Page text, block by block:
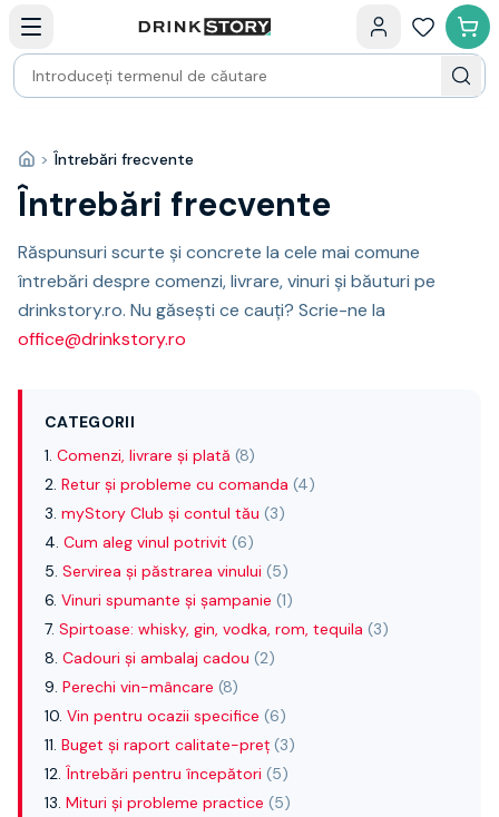
Bauturi fine — selectie
Produse Noi
Cosuri cadou
Tamaioasa
Shiraz
Franta
Spania
Africa de Sud
Australia
Noua Zeelanda
Prosecco
Sampanie
Whisky
Single malt
Blended malt
Japanese
Bourbon
Blanded Japanese
Canadian
Vodka
Acasă
> Întrebări frecvente
Întrebări frecvente
Răspunsuri scurte și concrete la cele mai comune
întrebări despre comenzi, livrare, vinuri și băuturi pe
drinkstory.ro. Nu găsești ce cauți? Scrie-ne la
office@drinkstory.ro
CATEGORII
Comenzi, livrare și plată (8)
Retur și probleme cu comanda (4)
myStory Club și contul tău (3)
Cum aleg vinul potrivit (6)
Servirea și păstrarea vinului (5)
Vinuri spumante și șampanie (1)
Spirtoase: whisky, gin, vodka, rom, tequila (3)
Cadouri și ambalaj cadou (2)
Perechi vin-mâncare (8)
Vin pentru ocazii specifice (6)
Buget și raport calitate-preț (3)
Întrebări pentru începători (5)
Mituri și probleme practice (5)